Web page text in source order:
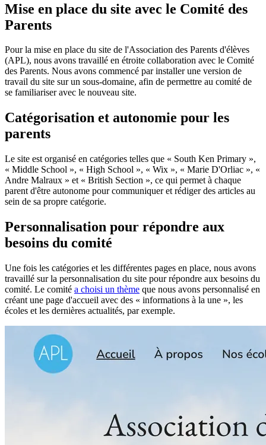
Mise en place du site avec le Comité des
Parents
Pour la mise en place du site de l'Association des Parents d'élèves
(APL), nous avons travaillé en étroite collaboration avec le Comité
des Parents. Nous avons commencé par installer une version de
travail du site sur un sous-domaine, afin de permettre au comité de
se familiariser avec le nouveau site.
Catégorisation et autonomie pour les
parents
Le site est organisé en catégories telles que « South Ken Primary »,
« Middle School », « High School », « Wix », « Marie D'Orliac », «
Andre Malraux » et « British Section », ce qui permet à chaque
parent d'être autonome pour communiquer et rédiger des articles au
sein de sa propre catégorie.
Personnalisation pour répondre aux
besoins du comité
Une fois les catégories et les différentes pages en place, nous avons
travaillé sur la personnalisation du site pour répondre aux besoins du
comité. Le comité a choisi un thème que nous avons personnalisé en
créant une page d'accueil avec des « informations à la une », les
écoles et les dernières actualités, par exemple.